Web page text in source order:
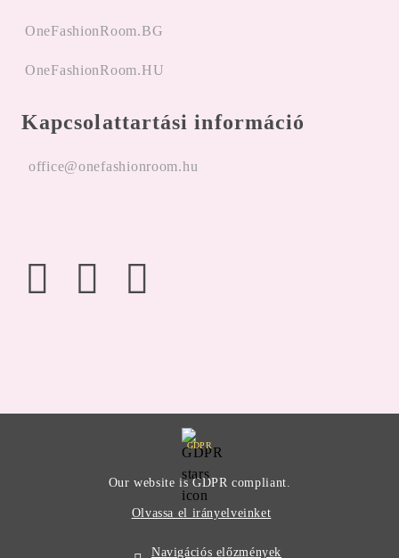
OneFashionRoom.BG
OneFashionRoom.HU
Kapcsolattartási információ
office@onefashionroom.hu
GDPR
Our website is GDPR compliant.
Olvassa el irányelveinket
Navigációs előzmények